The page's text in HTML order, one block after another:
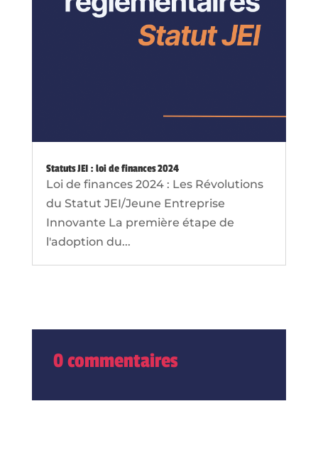
Statuts JEI : loi de finances 2024
Loi de finances 2024 : Les Révolutions
du Statut JEI/Jeune Entreprise
Innovante La première étape de
l'adoption du...
0 commentaires